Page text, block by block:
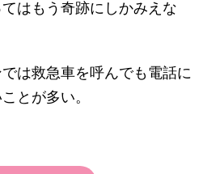
はもう奇跡にしかみえな
は救急車を呼んでも電話に
とが多い。